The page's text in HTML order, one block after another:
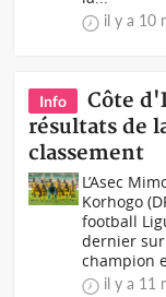
il y a 10
Info
Côte
résultats de
classement
L’Asec
Korhogo
football
dernier
champion
il y a 11